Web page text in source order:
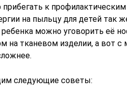
к
на пыльцу для детей так
можно уговорить её
на тканевом изделии, а вот с
следующие советы: